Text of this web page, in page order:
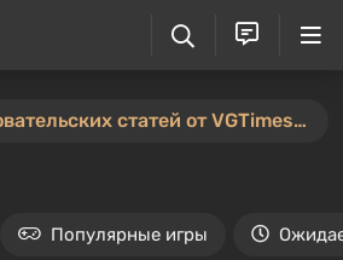
⚡️ Конкурс пользовательских статей от VGTimes продлён — участвуйте тут ⚡️
Популярные игры